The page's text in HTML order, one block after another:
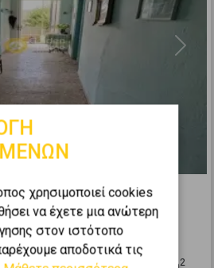
Next
221τ.μ. προς πώληση
2
χρησιμοποιεί cookies
να έχετε μια ανώτερη
στον ιστότοπο
αποδοτικά τις